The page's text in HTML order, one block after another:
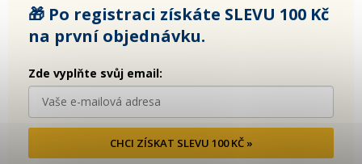
🎁 Po registraci získáte SLEVU 100 Kč
na první objednávku.
Zde vyplňte svůj email:
CHCI ZÍSKAT SLEVU 100 KČ »